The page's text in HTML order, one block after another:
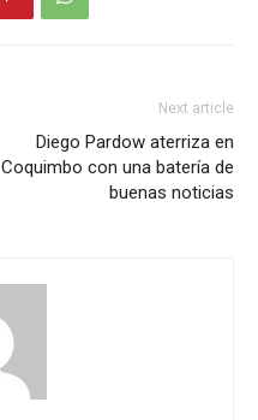
Next article
Diego Pardow aterriza en
Coquimbo con una batería de
buenas noticias